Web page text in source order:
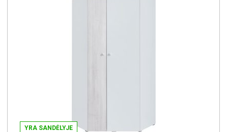
YRA SANDĖLYJE